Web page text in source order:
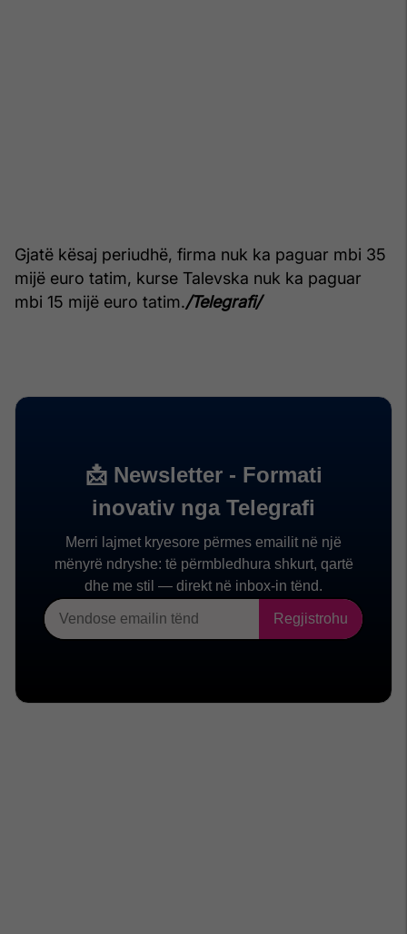
Gjatë kësaj periudhë, firma nuk ka paguar mbi 35
mijë euro tatim, kurse Talevska nuk ka paguar
mbi 15 mijë euro tatim./Telegrafi/